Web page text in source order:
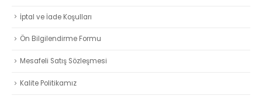
İptal ve İade Koşulları
Ön Bilgilendirme Formu
Mesafeli Satış Sözleşmesi
Kalite Politikamız